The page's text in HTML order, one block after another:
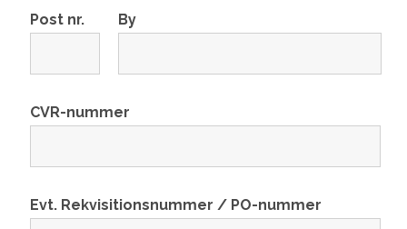
Post nr. By
CVR-nummer
Evt. Rekvisitionsnummer / PO-nummer